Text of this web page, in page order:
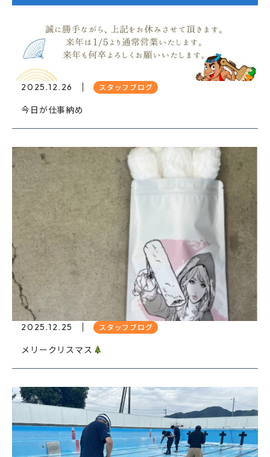
2025.12.26 スタッフブログ
今日が仕事納め
2025.12.25 スタッフブログ
メリークリスマス